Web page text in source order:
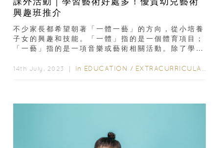
興趣班推介
不少家長都希望朝著「一體一藝」的方向，從小培養
子女的興趣和技能。「一體」指的是一個體育項目；
「一藝」指的是一項音樂或藝術相關活動。除了學習
班...
14th July, 2023 ｜ In EDUCATION / EXTRACURRICULAR ACTIVITIES